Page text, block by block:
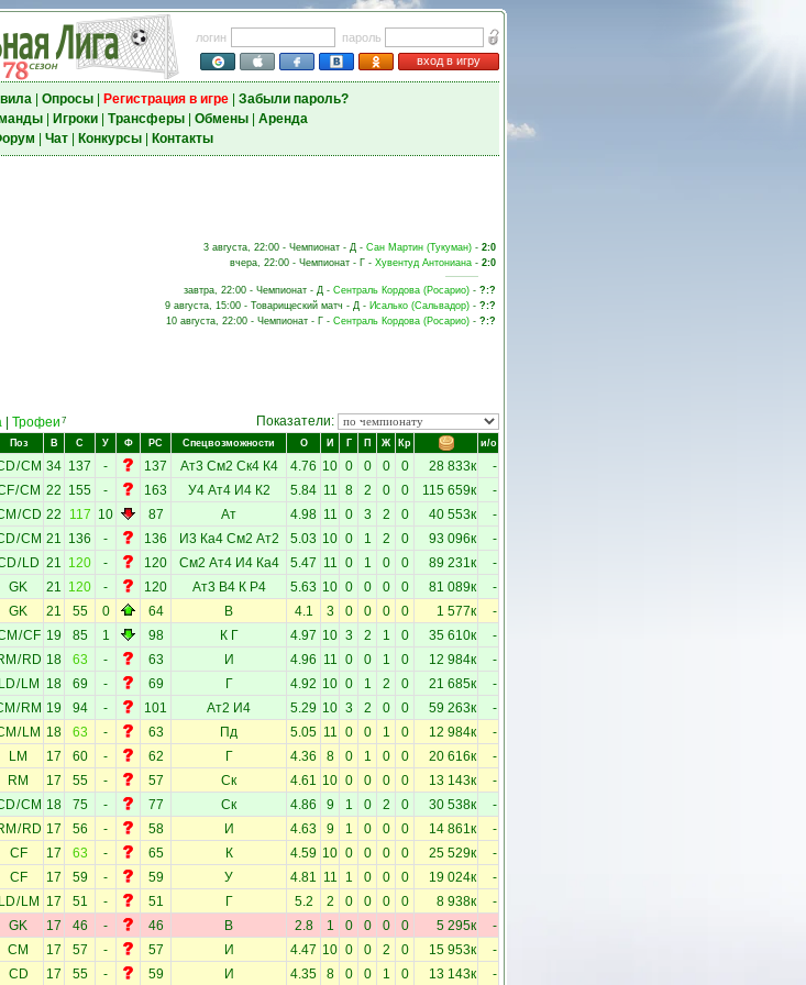
логин
пароль
вход в игру
| Опросы| Регистрация в игре| Забыли пароль?
| Игроки| Трансферы| Обмены| Аренда
Чат| Конкурсы| Контакты
3 августа, 22:00 - Чемпионат - Д - Сан Мартин (Тукуман) - 2:0
вчера, 22:00 - Чемпионат - Г - Хувентуд Антониана - 2:0
завтра, 22:00 - Чемпионат - Д - Сентраль Кордова (Росарио) - ?:?
9 августа, 15:00 - Товарищеский матч - Д - Исалько (Сальвадор) - ?:?
10 августа, 22:00 - Чемпионат - Г - Сентраль Кордова (Росарио) - ?:?
Трофеи 7 Показатели:
Поз В С У Ф РС Спецвозможности О И Г П Ж Кр и/о
/CM 34 137 - 137 Ат3 См2 Ск4 К4 4.76 10 0 0 0 0 28 833к -
/CM 22 155 - 163 У4 Ат4 И4 К2 5.84 11 8 2 0 0 115 659к -
/CD 22 117 10 87 Ат 4.98 11 0 3 2 0 40 553к -
/CM 21 136 - 136 И3 Ка4 См2 Ат2 5.03 10 0 1 2 0 93 096к -
/ LD 21 120 - 120 См2 Ат4 И4 Ка4 5.47 11 0 1 0 0 89 231к -
GK 21 120 - 120 Ат3 В4 К Р4 5.63 10 0 0 0 0 81 089к -
GK 21 55 0 64 В 4.1 3 0 0 0 0 1 577к -
/CF 19 85 1 98 К Г 4.97 10 3 2 1 0 35 610к -
/RD 18 63 - 63 И 4.96 11 0 0 1 0 12 984к -
LD/LM 18 69 - 69 Г 4.92 10 0 1 2 0 21 685к -
/ RM 19 94 - 101 Ат2 И4 5.29 10 3 2 0 0 59 263к -
/ LM 18 63 - 63 Пд 5.05 11 0 0 1 0 12 984к -
LM 17 60 - 62 Г 4.36 8 0 1 0 0 20 616к -
RM 17 55 - 57 Ск 4.61 10 0 0 0 0 13 143к -
/CM 18 75 - 77 Ск 4.86 9 1 0 2 0 30 538к -
/RD 17 56 - 58 И 4.63 9 1 0 0 0 14 861к -
CF 17 63 - 65 К 4.59 10 0 0 0 0 25 529к -
CF 17 59 - 59 У 4.81 11 1 0 0 0 19 024к -
LD/LM 17 51 - 51 Г 5.2 2 0 0 0 0 8 938к -
GK 17 46 - 46 В 2.8 1 0 0 0 0 5 295к -
CM 17 57 - 57 И 4.47 10 0 0 2 0 15 953к -
CD 17 55 - 59 И 4.35 8 0 0 1 0 13 143к -